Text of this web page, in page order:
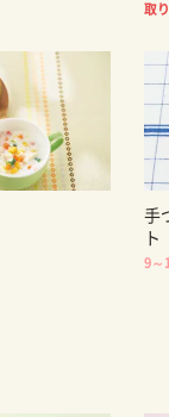
取
手
ト
9～